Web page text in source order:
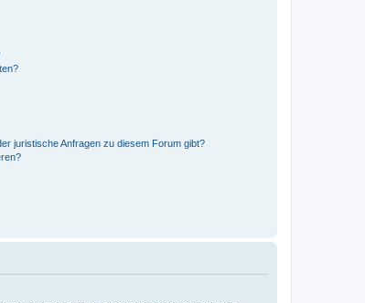
juristische Anfragen zu diesem Forum gibt?